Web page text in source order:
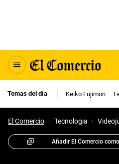
Temas del día Keiko Fujimori
El Comercio · Tecnologia ·
Añadir El Comercio